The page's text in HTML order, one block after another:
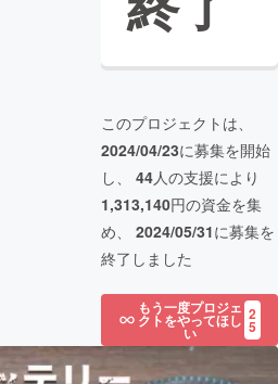
このプロジェクトは、
2024/04/23に募集を開始
し、 44人の支援により
1,313,140円の資金を集
め、 2024/05/31に募集を
終了しました
もう一度プロジェ
クトをやってほし
い
2
5